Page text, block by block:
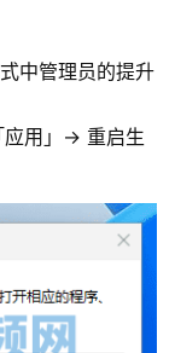
中管理员的提升
应用」→ 重启生